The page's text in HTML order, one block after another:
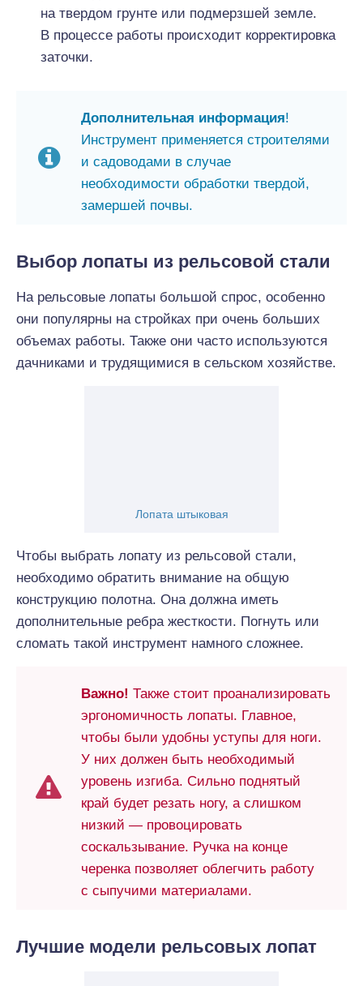
на твердом грунте или подмерзшей земле.
В процессе работы происходит корректировка
заточки.
Дополнительная информация!
Инструмент применяется строителями
и садоводами в случае
необходимости обработки твердой,
замершей почвы.
Выбор лопаты из рельсовой стали
На рельсовые лопаты большой спрос, особенно
они популярны на стройках при очень больших
объемах работы. Также они часто используются
дачниками и трудящимися в сельском хозяйстве.
Лопата штыковая
Чтобы выбрать лопату из рельсовой стали,
необходимо обратить внимание на общую
конструкцию полотна. Она должна иметь
дополнительные ребра жесткости. Погнуть или
сломать такой инструмент намного сложнее.
Важно! Также стоит проанализировать
эргономичность лопаты. Главное,
чтобы были удобны уступы для ноги.
У них должен быть необходимый
уровень изгиба. Сильно поднятый
край будет резать ногу, а слишком
низкий — провоцировать
соскальзывание. Ручка на конце
черенка позволяет облегчить работу
с сыпучими материалами.
Лучшие модели рельсовых лопат